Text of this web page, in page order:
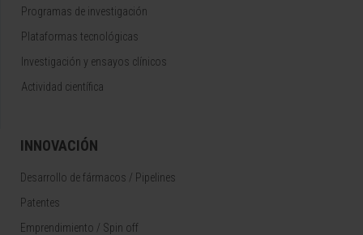
Programas de investigación
Plataformas tecnológicas
Investigación y ensayos clínicos
Actividad científica
INNOVACIÓN
Desarrollo de fármacos / Pipelines
Patentes
Emprendimiento / Spin off